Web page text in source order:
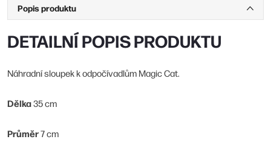
Popis produktu
DETAILNÍ POPIS PRODUKTU
Náhradní sloupek k odpočívadlům Magic Cat.
Dělka35 cm
Průměr7 cm